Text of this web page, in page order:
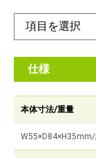
仕様
本体寸法/重量